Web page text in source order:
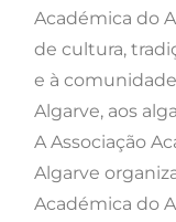
Académica do
de cultura,
e à
Algarve, aos
A Associação
Algarve
Académica do